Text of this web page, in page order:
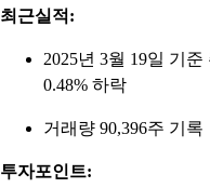
최근실적:
2025년 3월 19일 기준
0.48% 하락
거래량 90,396주 기록
투자포인트: